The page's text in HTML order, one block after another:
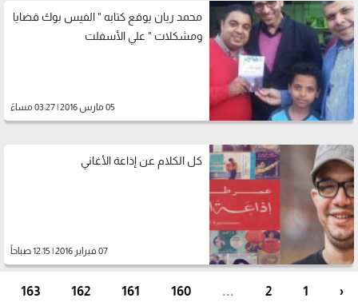
محمد ريان يوقع كتابه " الفيس بوك قضايا
ومشكلات " علي الأسفلت
05 مارس 2016 | 03:27 مساءً
كل الكلام عن إذاعة الأغاني
07 فبراير 2016 | 12:15 صباحاً
‹
1
2
...
160
161
162
163